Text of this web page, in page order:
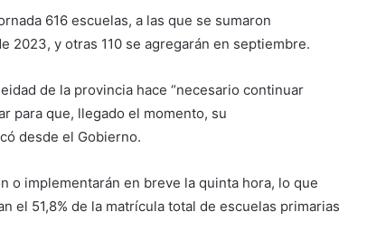
616 escuelas, a las que se sumaron
2023, y otras 110 se agregarán en septiembre.
de la provincia hace “necesario continuar
para que, llegado el momento, su
desde el Gobierno.
o implementarán en breve la quinta hora, lo que
el 51,8% de la matrícula total de escuelas primarias